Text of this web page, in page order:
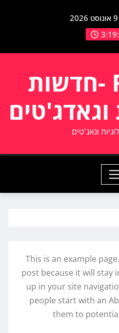
RonBits -חדשות
וגאדג'טים
וגאג'טים
This is an example
post because it will stay
up in your site
people start with an
them to